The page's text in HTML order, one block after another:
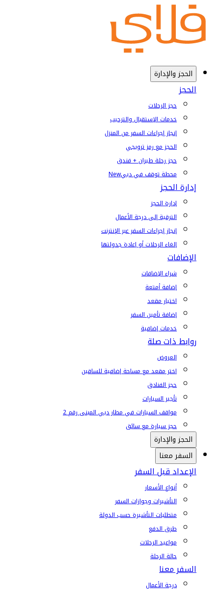
الحجز والإدارة
الحجز
حجز الرحلات
خدمات الإستقبال والترحيب
إنجاز إجراءات السفر من المنزل
الحجز مع رمز ترويجي
حجز رحلة طيران + فندق
محطة توقف في دبيNew
إدارة الحجز
إدارة الحجز
الترقية إلى درجة الأعمال
إنجاز إجراءات السفر عبر الإنترنت
إلغاء الرحلات أو إعادة جدولتها
الإضافات
شراء الإضافات
إضافة أمتعة
اختيار مقعد
إضافة تأمين السفر
خدمات إضافية
روابط ذات صلة
العروض
اختر مقعد مع مساحة إضافية للساقين
حجز الفنادق
تأجير السيارات
مواقف السيارات في مطار دبي المبنى رقم 2
حجز سيارة مع سائق
الحجز والإدارة
السفر معنا
الإعداد قبل السفر
أنواع الأسعار
التأشيرات وجوازات السفر
متطلبات التأشيرة حسب الدولة
طرق الدفع
مواعيد الرحلات
حالة الرحلة
السفر معنا
درجة الأعمال